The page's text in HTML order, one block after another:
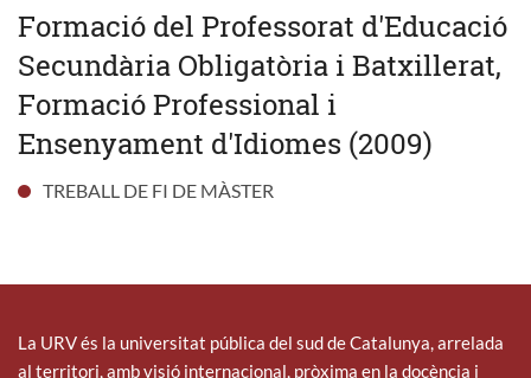
Formació del Professorat d'Educació
Secundària Obligatòria i Batxillerat,
Formació Professional i
Ensenyament d'Idiomes (2009)
TREBALL DE FI DE MÀSTER
La URV és la universitat pública del sud de Catalunya, arrelada
al territori, amb visió internacional, pròxima en la docència i